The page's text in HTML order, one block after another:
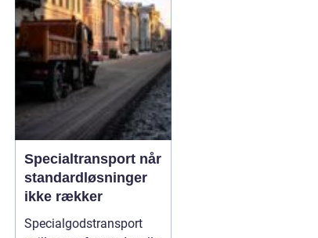
Specialtransport når
standardløsninger
ikke rækker
Specialgodstransport